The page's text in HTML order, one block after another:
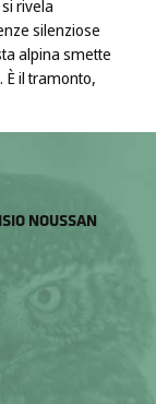
rivela
silenziose
alpina smette
il tramonto,
NOUSSAN